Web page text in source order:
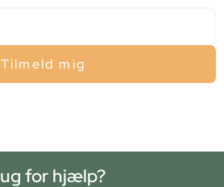
Tilmeld mig
for hjælp?